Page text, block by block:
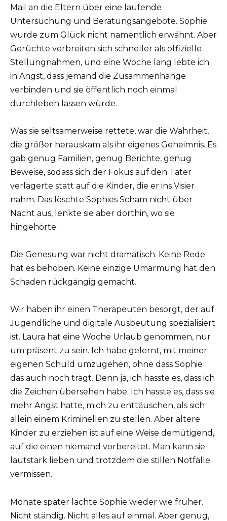
Mail an die Eltern über eine laufende
Untersuchung und Beratungsangebote. Sophie
wurde zum Glück nicht namentlich erwähnt. Aber
Gerüchte verbreiten sich schneller als offizielle
Stellungnahmen, und eine Woche lang lebte ich
in Angst, dass jemand die Zusammenhänge
verbinden und sie öffentlich noch einmal
durchleben lassen würde.
Was sie seltsamerweise rettete, war die Wahrheit,
die größer herauskam als ihr eigenes Geheimnis. Es
gab genug Familien, genug Berichte, genug
Beweise, sodass sich der Fokus auf den Täter
verlagerte statt auf die Kinder, die er ins Visier
nahm. Das löschte Sophies Scham nicht über
Nacht aus, lenkte sie aber dorthin, wo sie
hingehörte.
Die Genesung war nicht dramatisch. Keine Rede
hat es behoben. Keine einzige Umarmung hat den
Schaden rückgängig gemacht.
Wir haben ihr einen Therapeuten besorgt, der auf
Jugendliche und digitale Ausbeutung spezialisiert
ist. Laura hat eine Woche Urlaub genommen, nur
um präsent zu sein. Ich habe gelernt, mit meiner
eigenen Schuld umzugehen, ohne dass Sophie
das auch noch trägt. Denn ja, ich hasste es, dass ich
die Zeichen übersehen habe. Ich hasste es, dass sie
mehr Angst hatte, mich zu enttäuschen, als sich
allein einem Kriminellen zu stellen. Aber ältere
Kinder zu erziehen ist auf eine Weise demütigend,
auf die einen niemand vorbereitet. Man kann sie
lautstark lieben und trotzdem die stillen Notfälle
vermissen.
Monate später lachte Sophie wieder wie früher.
Nicht ständig. Nicht alles auf einmal. Aber genug,